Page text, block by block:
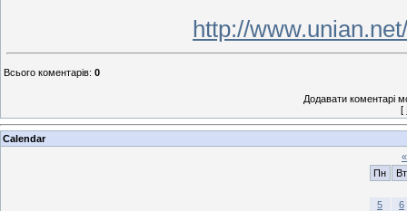
http://
Всього коментарів: 0
Додавати коментарі
[
Calendar
«
Пн
Вт
5
6